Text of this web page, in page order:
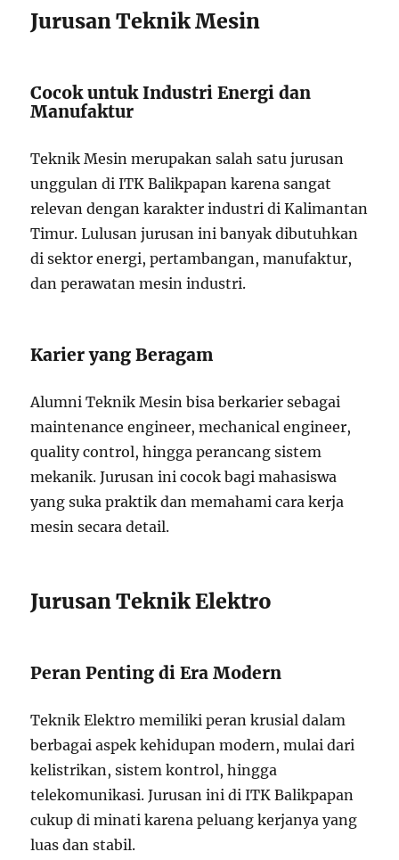
Jurusan Teknik Mesin
Cocok untuk Industri Energi dan
Manufaktur
Teknik Mesin merupakan salah satu jurusan
unggulan di ITK Balikpapan karena sangat
relevan dengan karakter industri di Kalimantan
Timur. Lulusan jurusan ini banyak dibutuhkan
di sektor energi, pertambangan, manufaktur,
dan perawatan mesin industri.
Karier yang Beragam
Alumni Teknik Mesin bisa berkarier sebagai
maintenance engineer, mechanical engineer,
quality control, hingga perancang sistem
mekanik. Jurusan ini cocok bagi mahasiswa
yang suka praktik dan memahami cara kerja
mesin secara detail.
Jurusan Teknik Elektro
Peran Penting di Era Modern
Teknik Elektro memiliki peran krusial dalam
berbagai aspek kehidupan modern, mulai dari
kelistrikan, sistem kontrol, hingga
telekomunikasi. Jurusan ini di ITK Balikpapan
cukup di minati karena peluang kerjanya yang
luas dan stabil.